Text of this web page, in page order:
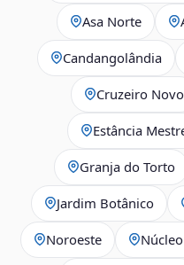
Asa Norte
Candangolândia
Cruzeiro Novo
Estância
Granja do Torto
Jardim Botânico
Noroeste